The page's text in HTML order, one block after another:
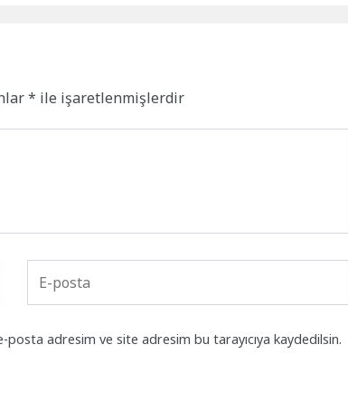
* ile işaretlenmişlerdir
posta adresim ve site adresim bu tarayıcıya kaydedilsin.